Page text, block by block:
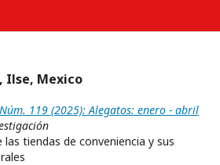
Ilse, Mexico
119 (2025): Alegatos: enero - abril
las tiendas de conveniencia y sus